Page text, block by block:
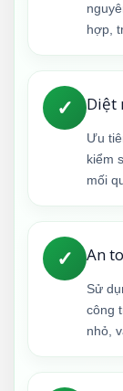
hợp,
✓ Diệt
Ưu
kiểm
mối
✓ An
Sử
công
nhỏ,